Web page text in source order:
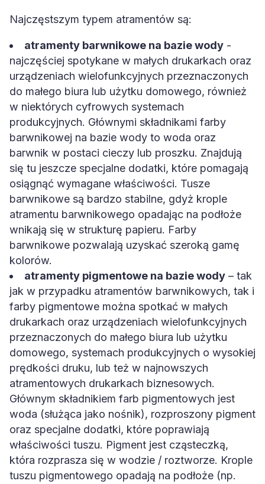
Najczęstszym typem atramentów są:
atramenty barwnikowe na bazie wody -
najczęściej spotykane w małych drukarkach oraz
urządzeniach wielofunkcyjnych przeznaczonych
do małego biura lub użytku domowego, również
w niektórych cyfrowych systemach
produkcyjnych. Głównymi składnikami farby
barwnikowej na bazie wody to woda oraz
barwnik w postaci cieczy lub proszku. Znajdują
się tu jeszcze specjalne dodatki, które pomagają
osiągnąć wymagane właściwości. Tusze
barwnikowe są bardzo stabilne, gdyż krople
atramentu barwnikowego opadając na podłoże
wnikają się w strukturę papieru. Farby
barwnikowe pozwalają uzyskać szeroką gamę
kolorów.
atramenty pigmentowe na bazie wody – tak
jak w przypadku atramentów barwnikowych, tak i
farby pigmentowe można spotkać w małych
drukarkach oraz urządzeniach wielofunkcyjnych
przeznaczonych do małego biura lub użytku
domowego, systemach produkcyjnych o wysokiej
prędkości druku, lub też w najnowszych
atramentowych drukarkach biznesowych.
Głównym składnikiem farb pigmentowych jest
woda (służąca jako nośnik), rozproszony pigment
oraz specjalne dodatki, które poprawiają
właściwości tuszu. Pigment jest cząsteczką,
która rozprasza się w wodzie / roztworze. Krople
tuszu pigmentowego opadają na podłoże (np.